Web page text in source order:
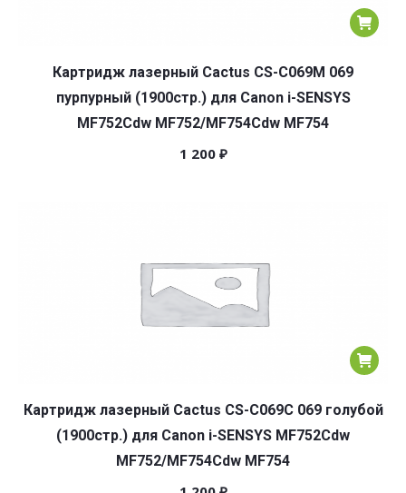
Картридж лазерный Cactus CS-C069M 069
пурпурный (1900стр.) для Canon i-SENSYS
MF752Cdw MF752/MF754Cdw MF754
1 200 ₽
Картридж лазерный Cactus CS-C069C 069 голубой
(1900стр.) для Canon i-SENSYS MF752Cdw
MF752/MF754Cdw MF754